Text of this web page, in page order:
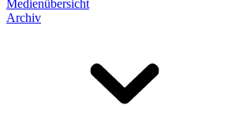
Medienübersicht
Archiv